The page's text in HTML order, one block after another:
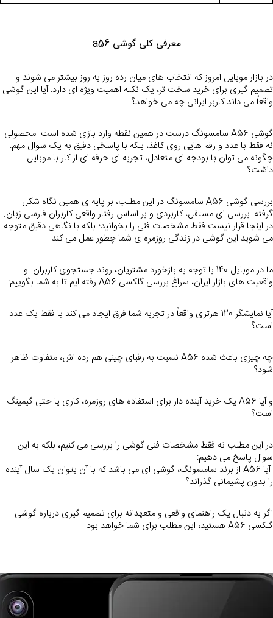
معرفی کلی گوشی a56
واقعاً می داند کاربر ایرانی چه می خواهد؟
داشت؟
می شوید این گوشی در زندگی روزمره ی شما چطور عمل می کند.
واقعیت های بازار ایران، سراغ بررسی گلکسی A56 رفته ایم تا به شما بگوییم:
است؟
چه چیزی باعث شده A56 نسبت به رقبای چینی هم رده اش، متفاوت ظاهر
شود؟
است؟
سوال پاسخ می دهیم:
آیا A56 از
برند سامسونگ
را بدون پشیمانی گذراند؟
گلکسی A56 هستید، این مطلب برای شما خواهد بود.